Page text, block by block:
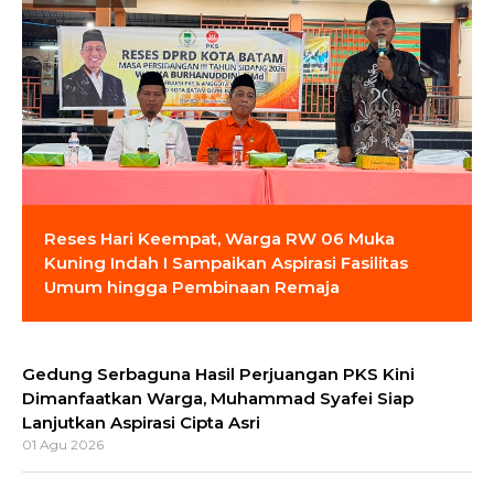
Reses Hari Keempat, Warga RW 06 Muka
Kuning Indah I Sampaikan Aspirasi Fasilitas
Umum hingga Pembinaan Remaja
Gedung Serbaguna Hasil Perjuangan PKS Kini
Dimanfaatkan Warga, Muhammad Syafei Siap
Lanjutkan Aspirasi Cipta Asri
01 Agu 2026